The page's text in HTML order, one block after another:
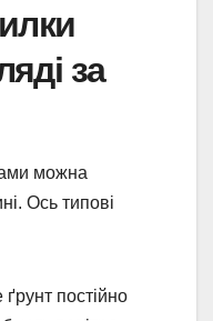
за
можна
Ось типові
постійно